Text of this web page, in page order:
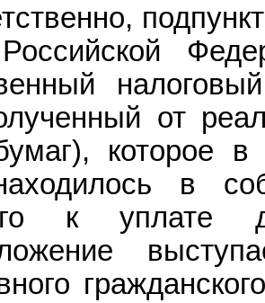
от
которое в
в
к уплате